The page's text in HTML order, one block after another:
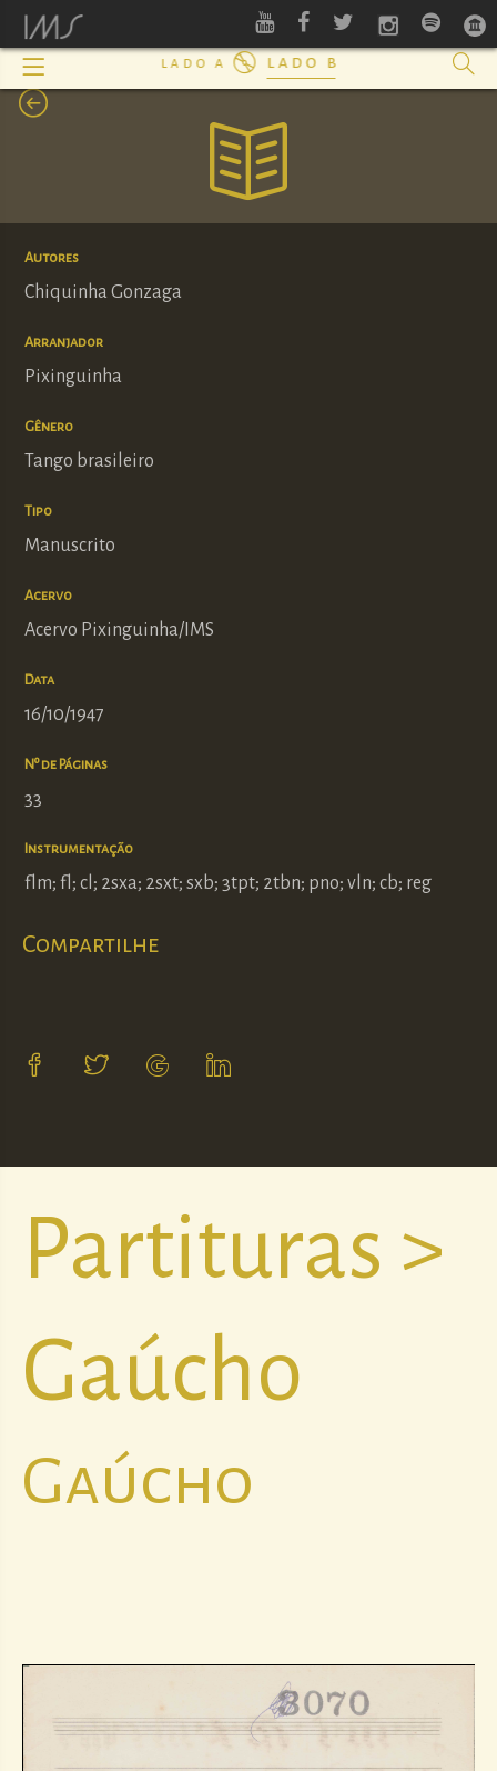
lado a lado b
Autores
Chiquinha Gonzaga
Arranjador
Pixinguinha
Gênero
Tango brasileiro
Tipo
Manuscrito
Acervo
Acervo Pixinguinha/IMS
Data
16/10/1947
Nº de Páginas
33
Instrumentação
flm; fl; cl; 2sxa; 2sxt; sxb; 3tpt; 2tbn; pno; vln; cb; reg
Compartilhe
Partituras >
Gaúcho
Gaúcho